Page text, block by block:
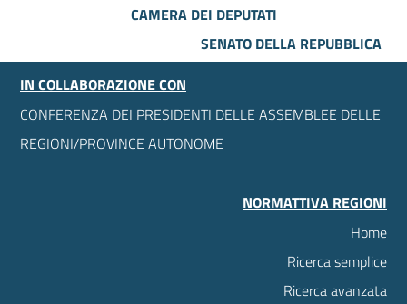
CAMERA DEI DEPUTATI
SENATO DELLA REPUBBLICA
IN COLLABORAZIONE CON
CONFERENZA DEI PRESIDENTI DELLE ASSEMBLEE DELLE
REGIONI/PROVINCE AUTONOME
NORMATTIVA REGIONI
Home
Ricerca semplice
Ricerca avanzata